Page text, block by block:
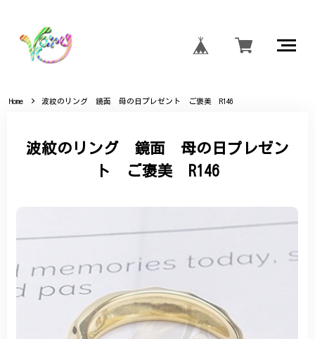
Home 波紋のリング 鏡面 母の日プレゼント ご褒美 R146
波紋のリング 鏡面 母の日プレゼン
ト ご褒美 R146